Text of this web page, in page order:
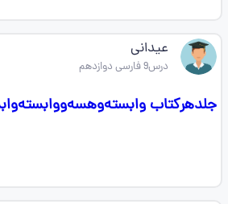
عیدانی
درس9 فارسی دوازدهم
جلد‌هر‌کتاب‌‌